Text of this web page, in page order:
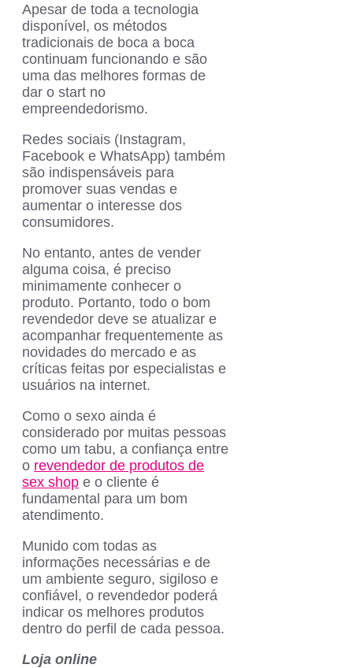
Apesar de toda a tecnologia
disponível, os métodos
tradicionais de boca a boca
continuam funcionando e são
uma das melhores formas de
dar o start no
empreendedorismo.
Redes sociais (Instagram,
Facebook e WhatsApp) também
são indispensáveis para
promover suas vendas e
aumentar o interesse dos
consumidores.
No entanto, antes de vender
alguma coisa, é preciso
minimamente conhecer o
produto. Portanto, todo o bom
revendedor deve se atualizar e
acompanhar frequentemente as
novidades do mercado e as
críticas feitas por especialistas e
usuários na internet.
Como o sexo ainda é
considerado por muitas pessoas
como um tabu, a confiança entre
o revendedor de produtos de
sex shop e o cliente é
fundamental para um bom
atendimento.
Munido com todas as
informações necessárias e de
um ambiente seguro, sigiloso e
confiável, o revendedor poderá
indicar os melhores produtos
dentro do perfil de cada pessoa.
Loja online